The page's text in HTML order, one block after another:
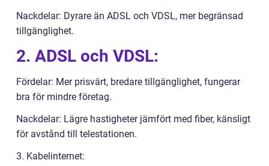
Nackdelar: Dyrare än ADSL och VDSL, mer begränsad
tillgänglighet.
2. ADSL och VDSL:
Fördelar: Mer prisvärt, bredare tillgänglighet, fungerar
bra för mindre företag.
Nackdelar: Lägre hastigheter jämfört med fiber, känsligt
för avstånd till telestationen.
3. Kabelinternet: